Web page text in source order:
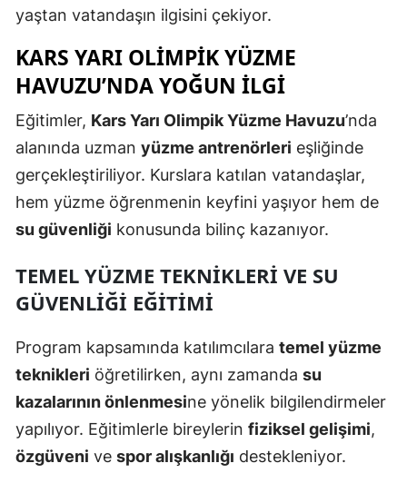
Hatay
Mersin
İstanbul
İzmir
Kırklareli
Kırşehir
Kocaeli
yaştan vatandaşın ilgisini çekiyor.
KARS YARI OLIMPIK YÜZME
HAVUZU’NDA YOĞUN İLGI
Eğitimler, Kars Yarı Olimpik Yüzme Havuzu’nda
alanında uzman yüzme antrenörleri eşliğinde
gerçekleştiriliyor. Kurslara katılan vatandaşlar,
hem yüzme öğrenmenin keyfini yaşıyor hem de
su güvenliği konusunda bilinç kazanıyor.
TEMEL YÜZME TEKNIKLERI VE SU
GÜVENLIĞI EĞITIMI
Program kapsamında katılımcılara temel yüzme
teknikleri öğretilirken, aynı zamanda su
kazalarının önlenmesine yönelik bilgilendirmeler
yapılıyor. Eğitimlerle bireylerin fiziksel gelişimi,
özgüveni ve spor alışkanlığı destekleniyor.